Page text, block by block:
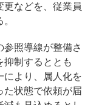
更などを、従業員
照導線が整備さ
抑制するととも
により、属人化を
た状態で依頼が届